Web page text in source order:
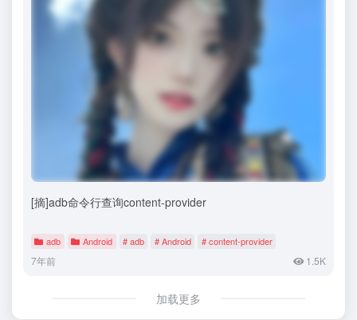
[摘]adb命令行查询content-provider
adb Android # adb # Android # content-provider
7年前 1.5K
加载更多